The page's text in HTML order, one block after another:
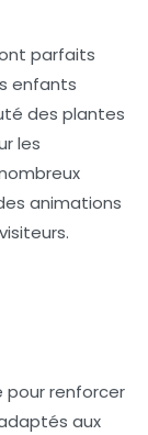
parfaits
enfants
des plantes
les
animations
pour renforcer
aux